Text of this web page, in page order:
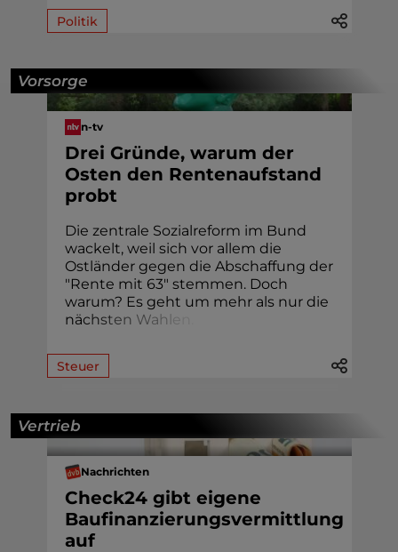
Politik
Vorsorge
n-tv
Drei Gründe, warum der
Osten den Rentenaufstand
probt
Die zentrale Sozialreform im Bund
wackelt, weil sich vor allem die
Ostländer gegen die Abschaffung der
"Rente mit 63" stemmen. Doch
warum? Es geht um mehr als nur die
nächsten Wah le
Steuer
Vertrieb
Nachrichten
Check24 gibt eigene
Baufinanzierungsvermittlung
auf